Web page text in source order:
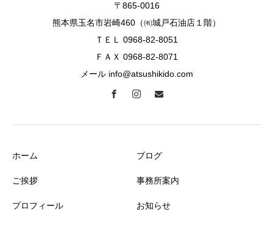
〒865-0016
熊本県玉名市岩崎460（㈲城戸石油店１階）
ＴＥＬ 0968-82-8051
ＦＡＸ 0968-82-8071
メール info@atsushikido.com
ホーム
ご挨拶
プロフィール
ブログ
事務所案内
お知らせ